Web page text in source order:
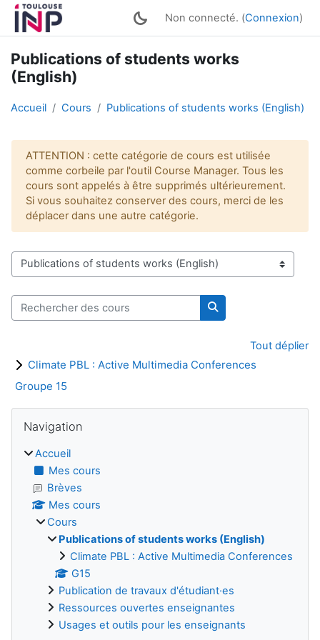
Passer au contenu principal
Non connecté. (Connexion)
Publications of students works
(English)
Accueil Cours Publications of students works (English)
ATTENTION : cette catégorie de cours est utilisée
comme corbeile par l'outil Course Manager. Tous les
cours sont appelés à être supprimés ultérieurement.
Si vous souhaitez conserver des cours, merci de les
déplacer dans une autre catégorie.
Catégories de cours
Rechercher des cours
Rechercher des
Tout déplier
Climate PBL : Active Multimedia Conferences
Groupe 15
Blocs
Navigation
Accueil
Mes cours
Brèves
Mes cours
Cours
Publications of students works (English)
Climate PBL : Active Multimedia Conferences
G15
Publication de travaux d'étudiant·es
Ressources ouvertes enseignantes
Usages et outils pour les enseignants